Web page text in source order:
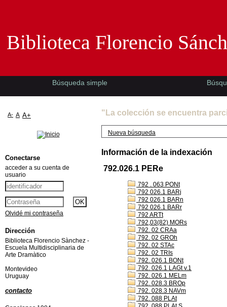
"La colección se encuentra
Nueva búsqueda
Información de la indexación
792.026.1 PERe
792 . 063 PONt
792 026.1 BARj
792 026.1 BARn
792 026.1 BARr
792 ARTt
792,03(82) MORs
792. 02 CRAa
792. 02 GROh
792. 02 STAc
792. 02 TRIs
792. 026.1 BONt
792. 026.1 LAGt v.1
792. 026.1 MELm
792. 028.3 BROp
792. 028.3 NAVm
792. 088 PLAt
Biblioteca Florencio
Búsqueda simple
A- A A+
Conectarse
acceder a su cuenta de
usuario
Olvidé mi contraseña
Dirección
Biblioteca Florencio Sànchez -
Escuela Multidisciplinaria de
Arte Dramàtico
Montevideo
Uruguay
contacto